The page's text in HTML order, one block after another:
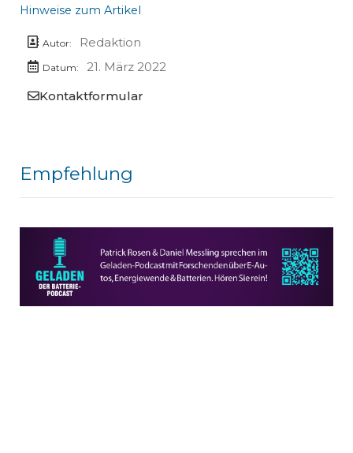
Hinweise zum Artikel
Autor: Redaktion
Datum:
21. März 2022
Kontaktformular
Empfehlung